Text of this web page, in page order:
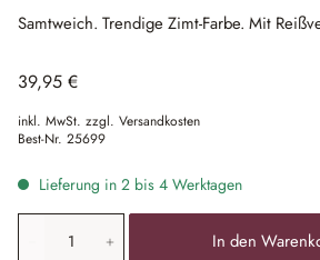
Samtweich. Trendige Zimt-Farbe. Mit
39,95 €
inkl. MwSt. zzgl. Versandkosten
Best-Nr. 25699
Lieferung in 2 bis 4 Werktagen
Produkt Anzahl: Gib den
In den